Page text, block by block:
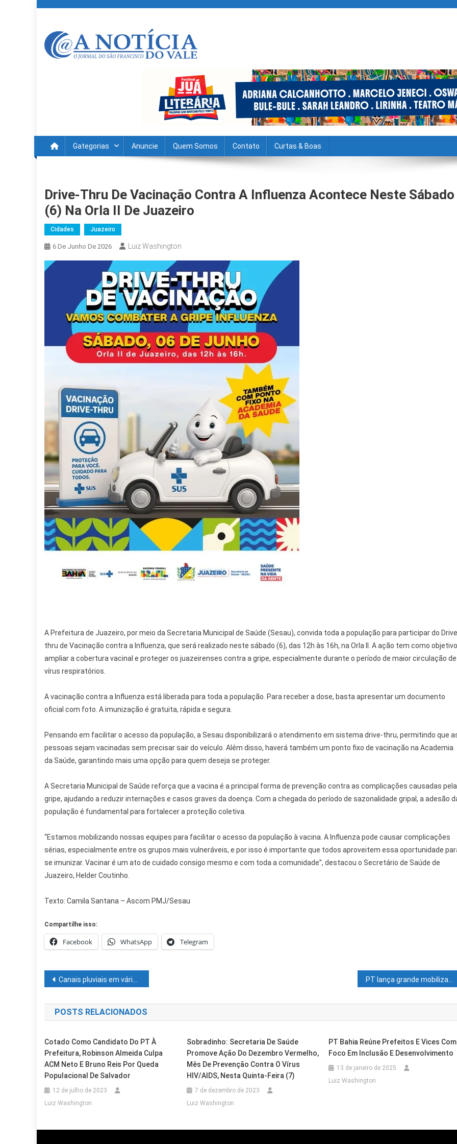
content
Gategorias Anuncie Quem Somos Contato Curtas & Boas
Drive-Thru De Vacinação Contra A Influenza Acontece Neste Sábado
(6) Na Orla II De Juazeiro
Cidades Juazeiro
6 De Junho De 2026 Luiz Washington
A Prefeitura de Juazeiro, por meio da Secretaria Municipal de Saúde (Sesau), convida toda a população para participar do
thru de Vacinação contra a Influenza, que será realizado neste sábado (6), das 12h às 16h, na Orla II. A ação tem como objetivo
ampliar a cobertura vacinal e proteger os juazeirenses contra a gripe, especialmente durante o período de maior circulação de
vírus respiratórios.
A vacinação contra a Influenza está liberada para toda a população. Para receber a dose, basta apresentar um documento
oficial com foto. A imunização é gratuita, rápida e segura.
Pensando em facilitar o acesso da população, a Sesau disponibilizará o atendimento em sistema drive-thru, permitindo que
pessoas sejam vacinadas sem precisar sair do veículo. Além disso, haverá também um ponto fixo de vacinação na Academia
da Saúde, garantindo mais uma opção para quem deseja se proteger.
A Secretaria Municipal de Saúde reforça que a vacina é a principal forma de prevenção contra as complicações causadas pela
gripe, ajudando a reduzir internações e casos graves da doença. Com a chegada do período de sazonalidade gripal, a adesão
população é fundamental para fortalecer a proteção coletiva.
“Estamos mobilizando nossas equipes para facilitar o acesso da população à vacina. A Influenza pode causar complicações
sérias, especialmente entre os grupos mais vulneráveis, e por isso é importante que todos aproveitem essa oportunidade
se imunizar. Vacinar é um ato de cuidado consigo mesmo e com toda a comunidade”, destacou o Secretário de Saúde de
Juazeiro, Helder Coutinho.
Texto: Camila Santana – Ascom PMJ/Sesau
Compartilhe isso:
Facebook WhatsApp Telegram
Navegação
de
Post
Canais pluviais em vários bairros de Petrolina recebem ações de limpeza
POSTS RELACIONADOS
Cotado Como Candidato Do PT À
Prefeitura, Robinson Almeida Culpa
ACM Neto E Bruno Reis Por Queda
Populacional De Salvador
12 de julho de 2023
Luiz Washington
Sobradinho: Secretaria De Saúde
Promove Ação Do Dezembro Vermelho,
Mês De Prevenção Contra O Vírus
HIV/AIDS, Nesta Quinta-Feira (7)
7 de dezembro de 2023
Luiz Washington
PT Bahia Reúne Prefeitos E Vices Com
Foco Em Inclusão E Desenvolvimento
13 de janeiro de 2025
Luiz Washington